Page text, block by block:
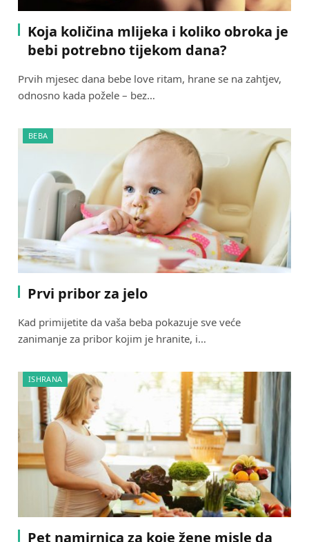
Koja količina mlijeka i koliko obroka je
bebi potrebno tijekom dana?
Prvih mjesec dana bebe love ritam, hrane se na zahtjev,
odnosno kada požele – bez…
BEBA
Prvi pribor za jelo
Kad primijetite da vaša beba pokazuje sve veće
zanimanje za pribor kojim je hranite, i…
ISHRANA
Pet namirnica za koje žene misle da